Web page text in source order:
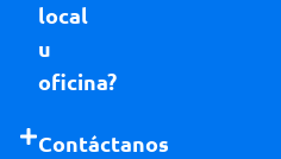
local
u
oficina?
Contáctanos